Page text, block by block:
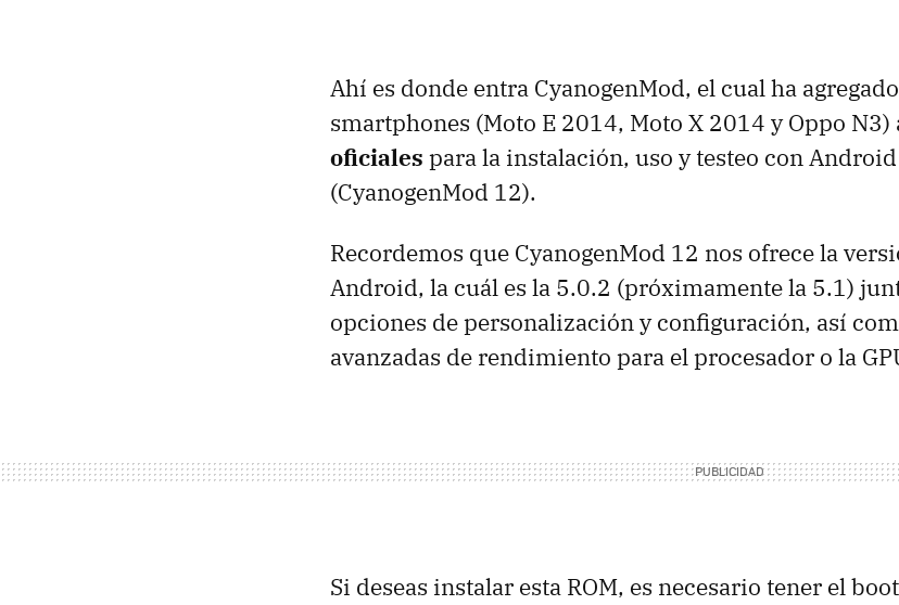
Ahí es donde entra CyanogenMod, el cual ha
smartphones (Moto E 2014, Moto X 2014 y Oppo N3)
oficiales para la instalación, uso y testeo con
(CyanogenMod 12).
Recordemos que CyanogenMod 12 nos ofrece la
Android, la cuál es la 5.0.2 (próximamente la 5.1)
opciones de personalización y configuración, así
avanzadas de rendimiento para el procesador o la
Si deseas instalar esta ROM, es necesario tener el